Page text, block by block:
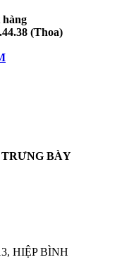
hàng
(Thoa)
BÀY
HIỆP BÌNH